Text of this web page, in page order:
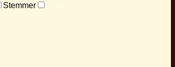
Stemmer